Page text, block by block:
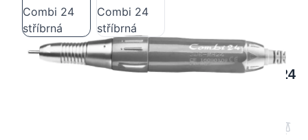
Hlava Saeyang MH24 pro frézku Combi 24